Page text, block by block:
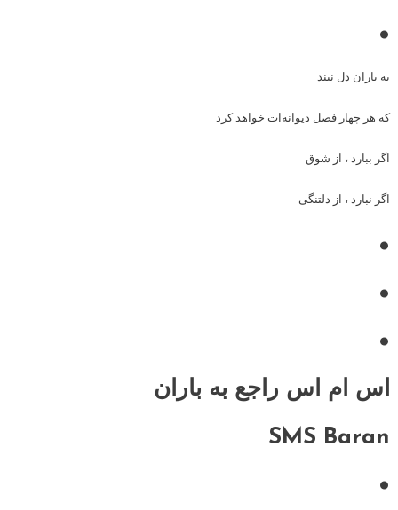
•
به باران دل نبند
که هر چهار فصل دیوانه‌ات خواهد کرد
اگر ببارد ، از شوق
اگر نبارد ، از دلتنگی
•
•
•
اس ام اس راجع به باران
SMS Baran
•